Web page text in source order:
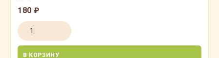
180 ₽
В КОРЗИНУ